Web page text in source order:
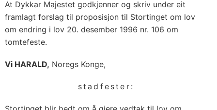
At Dykkar Majestet godkjenner og skriv under eit
framlagt forslag til proposisjon til Stortinget om lov
om endring i lov 20. desember 1996 nr. 106 om
tomtefeste.
Vi HARALD, Noregs Konge,
stadfester: